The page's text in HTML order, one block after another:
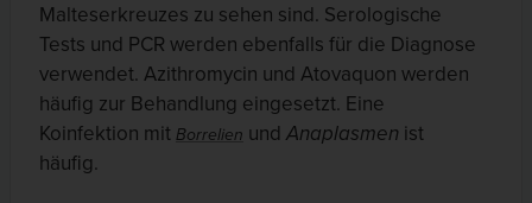
Malteserkreuzes zu sehen sind. Serologische
Tests und PCR werden ebenfalls für die Diagnose
verwendet. Azithromycin und Atovaquon werden
häufig zur Behandlung eingesetzt. Eine
Koinfektion mit Borrelien und Anaplasmen ist
häufig.